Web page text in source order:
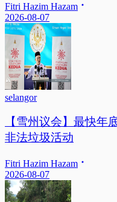
Fitri Hazim Hazam
2026-08-07
selangor
【雪州议会】最快年
非法垃圾活动
Fitri Hazim Hazam
2026-08-07